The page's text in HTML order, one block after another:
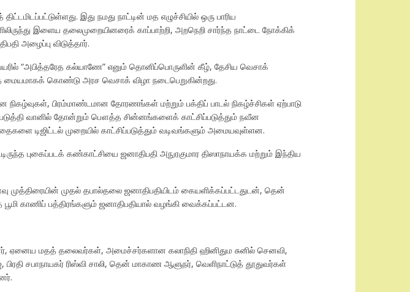
இது நமது நாட்டின் மத எழுச்சியில் ஒரு பாரிய
இளைய தலைமுறையினரைக் காப்பாற்றி, அறநெறி சார்ந்த நாட்டை நோக்கிக்
அழைப்பு விடுத்தார்.
“அபித்தரேத கல்யாணே” எனும் தொனிப்பொருளின் கீழ், தேசிய வெசாக்
கொண்டு அரச வெசாக் விழா நடைபெறுகின்றது.
பிரம்மாண்டமான தோரணங்கள் மற்றும் பக்திப் பாடல் நிகழ்ச்சிகள் ஏற்பாடு
வானில் தோன்றும் பௌத்த சின்னங்களைக் காட்சிப்படுத்தும் நவீன
டிஜிட்டல் முறையில் காட்சிப்படுத்தும் வடிவங்களும் அமையவுள்ளன.
புகைப்படக் கண்காட்சியை ஜனாதிபதி அநுரகுமார திஸாநாயக்க மற்றும் இந்திய
முத்திரையின் முதல் தபால்தலை ஜனாதிபதியிடம் கையளிக்கப்பட்டதுடன், தென்
காணிப் பத்திரங்களும் ஜனாதிபதியால் வழங்கி வைக்கப்பட்டன.
ஏனைய மதத் தலைவர்கள், அமைச்சர்களான கலாநிதி ஹினிதும சுனில் செனவி,
சபாநாயகர் ரிஸ்வி சாலி, தென் மாகாண ஆளுநர், வெளிநாட்டுத் தூதுவர்கள்